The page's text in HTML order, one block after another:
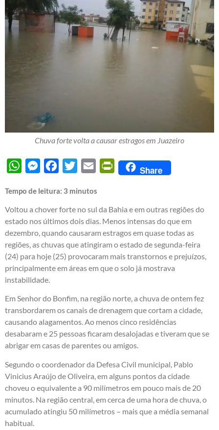
Chuva forte volta a causar estragos em Juazeiro
WhatsAppMessengerFacebook
Twitter Email PrintFriendly
Share
Tempo de leitura: 3 minutos
Voltou a chover forte no sul da Bahia e em outras regiões do
estado nos últimos dois dias. Menos intensas do que em
dezembro, quando causaram estragos em quase todas as
regiões, as chuvas que atingiram o estado de segunda-feira
(24) para hoje (25) provocaram mais transtornos e prejuízos,
principalmente em áreas em que o solo já mostrava
instabilidade.
Em Senhor do Bonfim, na região norte, a chuva de ontem fez
transbordarem os canais de drenagem que cortam a cidade,
causando alagamentos. Ao menos cinco residências
desabaram e 25 pessoas ficaram desalojadas e tiveram que se
abrigar em casas de parentes ou amigos.
Segundo o coordenador da Defesa Civil municipal, Pablo
Vinicius Araújo de Oliveira, em alguns pontos da cidade
choveu o equivalente a 90 milímetros em pouco mais de 20
minutos. Na região central, em cerca de uma hora de chuva, o
acumulado atingiu 50 milímetros – mais que a média semanal
habitual.